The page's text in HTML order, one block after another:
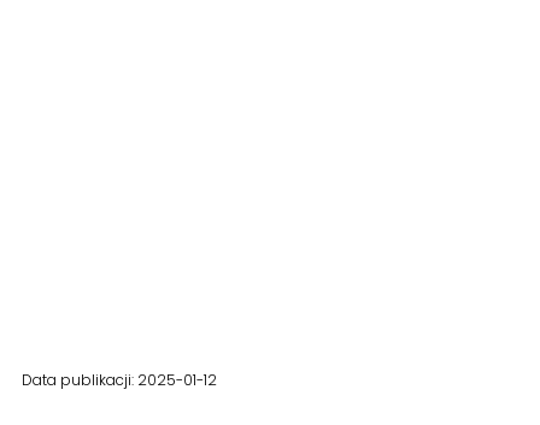
Data publikacji: 2025-01-12